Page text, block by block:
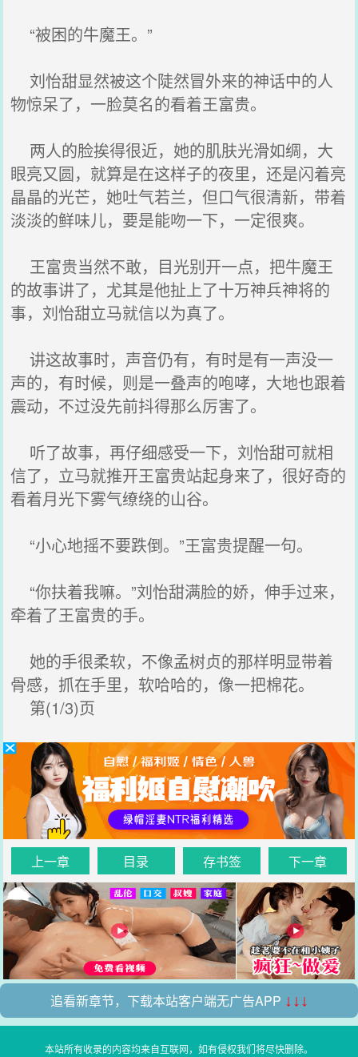
“被困的牛魔王。”
刘怡甜显然被这个陡然冒外来的神话中的人
物惊呆了，一脸莫名的看着王富贵。
两人的脸挨得很近，她的肌肤光滑如绸，大
眼亮又圆，就算是在这样子的夜里，还是闪着亮
晶晶的光芒，她吐气若兰，但口气很清新，带着
淡淡的鲜味儿，要是能吻一下，一定很爽。
王富贵当然不敢，目光别开一点，把牛魔王
的故事讲了，尤其是他扯上了十万神兵神将的
事，刘怡甜立马就信以为真了。
讲这故事时，声音仍有，有时是有一声没一
声的，有时候，则是一叠声的咆哮，大地也跟着
震动，不过没先前抖得那么厉害了。
听了故事，再仔细感受一下，刘怡甜可就相
信了，立马就推开王富贵站起身来了，很好奇的
看着月光下雾气缭绕的山谷。
“小心地摇不要跌倒。”王富贵提醒一句。
“你扶着我嘛。”刘怡甜满脸的娇，伸手过来，
牵着了王富贵的手。
她的手很柔软，不像孟树贞的那样明显带着
骨感，抓在手里，软哈哈的，像一把棉花。
第(1/3)页
上一章 目录 存书签 下一章
追看新章节，下载本站客户端无广告APP ↓↓↓
本站所有收录的内容均来自互联网，如有侵权我们将尽快删除。